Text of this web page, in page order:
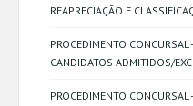
REAPRECIAÇÃO E
PROCEDIMENTO
CANDIDATOS ADMITIDOS/
PROCEDIMENTO